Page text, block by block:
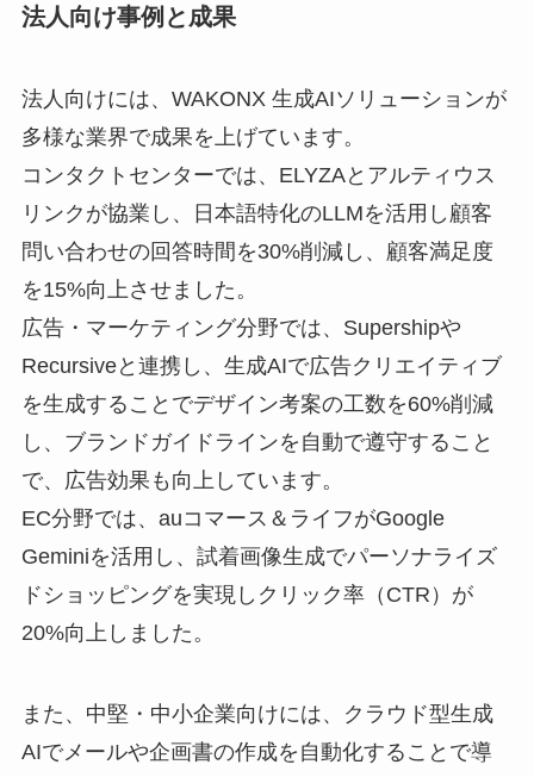
法人向け事例と成果
法人向けには、WAKONX 生成AIソリューションが
多様な業界で成果を上げています。
コンタクトセンターでは、ELYZAとアルティウス
リンクが協業し、日本語特化のLLMを活用し顧客
問い合わせの回答時間を30%削減し、顧客満足度
を15%向上させました。
広告・マーケティング分野では、Supershipや
Recursiveと連携し、生成AIで広告クリエイティブ
を生成することでデザイン考案の工数を60%削減
し、ブランドガイドラインを自動で遵守すること
で、広告効果も向上しています。
EC分野では、auコマース＆ライフがGoogle
Geminiを活用し、試着画像生成でパーソナライズ
ドショッピングを実現しクリック率（CTR）が
20%向上しました。
また、中堅・中小企業向けには、クラウド型生成
AIでメールや企画書の作成を自動化することで導